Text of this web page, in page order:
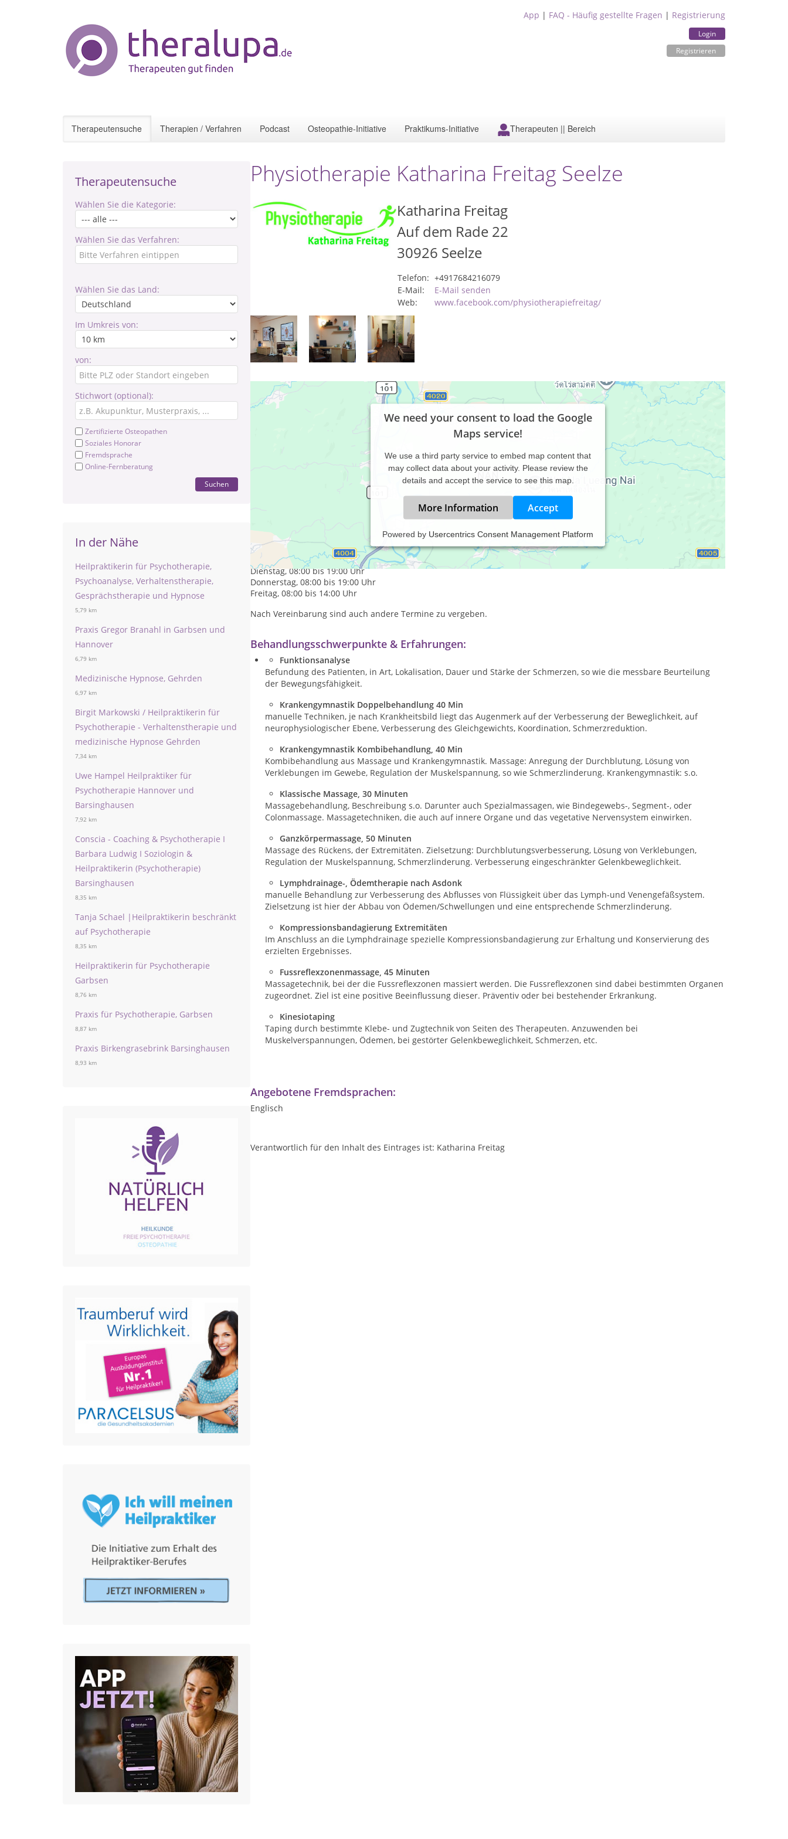
App | FAQ - Häufig gestellte Fragen | Registrierung
Login
Registrieren
Therapeutensuche Therapien / Verfahren Podcast Osteopathie-Initiative Praktikums-Initiative Therapeuten || Bereich
Therapeutensuche
Wählen Sie die Kategorie:
Wählen Sie das Verfahren:
Wählen Sie das Land:
Im Umkreis von:
von:
Stichwort (optional):
Zertifizierte Osteopathen
Soziales Honorar
Fremdsprache
Online-Fernberatung
Suchen
In der Nähe
Heilpraktikerin für Psychotherapie,
Psychoanalyse, Verhaltenstherapie,
Gesprächstherapie und Hypnose
5,79 km
Praxis Gregor Branahl in Garbsen und
Hannover
6,79 km
Medizinische Hypnose, Gehrden
6,97 km
Birgit Markowski / Heilpraktikerin für
Psychotherapie - Verhaltenstherapie und
medizinische Hypnose Gehrden
7,34 km
Uwe Hampel Heilpraktiker für
Psychotherapie Hannover und
Barsinghausen
7,92 km
Conscia - Coaching & Psychotherapie I
Barbara Ludwig I Soziologin &
Heilpraktikerin (Psychotherapie)
Barsinghausen
8,35 km
Tanja Schael |Heilpraktikerin beschränkt
auf Psychotherapie
8,35 km
Heilpraktikerin für Psychotherapie
Garbsen
8,76 km
Praxis für Psychotherapie, Garbsen
8,87 km
Praxis Birkengrasebrink Barsinghausen
8,93 km
Physiotherapie Katharina Freitag Seelze
Katharina Freitag
Auf dem Rade 22
30926 Seelze
Telefon: +4917684216079
E-Mail:
E-Mail senden
Web:
www.facebook.com/physiotherapiefreitag/
We need your consent to load the Google
Maps service!
We use a third party service to embed map content that
may collect data about your activity. Please review the
details and accept the service to see this map.
More Information Accept
Powered by Usercentrics Consent Management Platform
Praxiszeiten:
Montag, 08:00 bis 14:00 Uhr
Dienstag, 08:00 bis 19:00 Uhr
Donnerstag, 08:00 bis 19:00 Uhr
Freitag, 08:00 bis 14:00 Uhr
Nach Vereinbarung sind auch andere Termine zu vergeben.
Behandlungsschwerpunkte & Erfahrungen:
Funktionsanalyse
Befundung des Patienten, in Art, Lokalisation, Dauer und Stärke der Schmerzen, so wie die messbare Beurteilung
der Bewegungsfähigkeit.
Krankengymnastik Doppelbehandlung 40 Min
manuelle Techniken, je nach Krankheitsbild liegt das Augenmerk auf der Verbesserung der Beweglichkeit, auf
neurophysiologischer Ebene, Verbesserung des Gleichgewichts, Koordination, Schmerzreduktion.
Krankengymnastik Kombibehandlung, 40 Min
Kombibehandlung aus Massage und Krankengymnastik. Massage: Anregung der Durchblutung, Lösung von
Verklebungen im Gewebe, Regulation der Muskelspannung, so wie Schmerzlinderung. Krankengymnastik: s.o.
Klassische Massage, 30 Minuten
Massagebehandlung, Beschreibung s.o. Darunter auch Spezialmassagen, wie Bindegewebs-, Segment-, oder
Colonmassage. Massagetechniken, die auch auf innere Organe und das vegetative Nervensystem einwirken.
Ganzkörpermassage, 50 Minuten
Massage des Rückens, der Extremitäten. Zielsetzung: Durchblutungsverbesserung, Lösung von Verklebungen,
Regulation der Muskelspannung, Schmerzlinderung. Verbesserung eingeschränkter Gelenkbeweglichkeit.
Lymphdrainage-, Ödemtherapie nach Asdonk
manuelle Behandlung zur Verbesserung des Abflusses von Flüssigkeit über das Lymph-und Venengefäßsystem.
Zielsetzung ist hier der Abbau von Ödemen/Schwellungen und eine entsprechende Schmerzlinderung.
Kompressionsbandagierung Extremitäten
Im Anschluss an die Lymphdrainage spezielle Kompressionsbandagierung zur Erhaltung und Konservierung des
erzielten Ergebnisses.
Fussreflexzonenmassage, 45 Minuten
Massagetechnik, bei der die Fussreflexzonen massiert werden. Die Fussreflexzonen sind dabei bestimmten Organen
zugeordnet. Ziel ist eine positive Beeinflussung dieser. Präventiv oder bei bestehender Erkrankung.
Kinesiotaping
Taping durch bestimmte Klebe- und Zugtechnik von Seiten des Therapeuten. Anzuwenden bei
Muskelverspannungen, Ödemen, bei gestörter Gelenkbeweglichkeit, Schmerzen, etc.
Angebotene Fremdsprachen:
Englisch
Verantwortlich für den Inhalt des Eintrages ist: Katharina Freitag